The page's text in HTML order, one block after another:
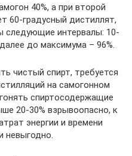
40%, а при второй
60-градусный дистиллят,
следующие интервалы: 10-
до максимума – 96%.
чистый спирт, требуется
на самогонном
спиртосодержащие
20-30% взрывоопасно, к
энергии и времени
невыгодно.